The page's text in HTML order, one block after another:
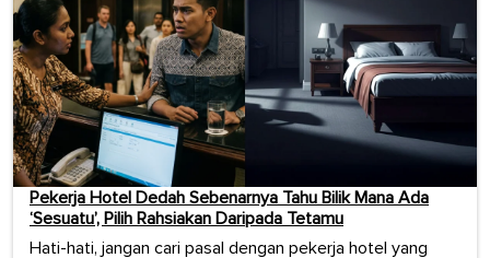
Pekerja Hotel Dedah Sebenarnya Tahu Bilik Mana Ada
‘Sesuatu’, Pilih Rahsiakan Daripada Tetamu
Hati-hati, jangan cari pasal dengan pekerja hotel yang